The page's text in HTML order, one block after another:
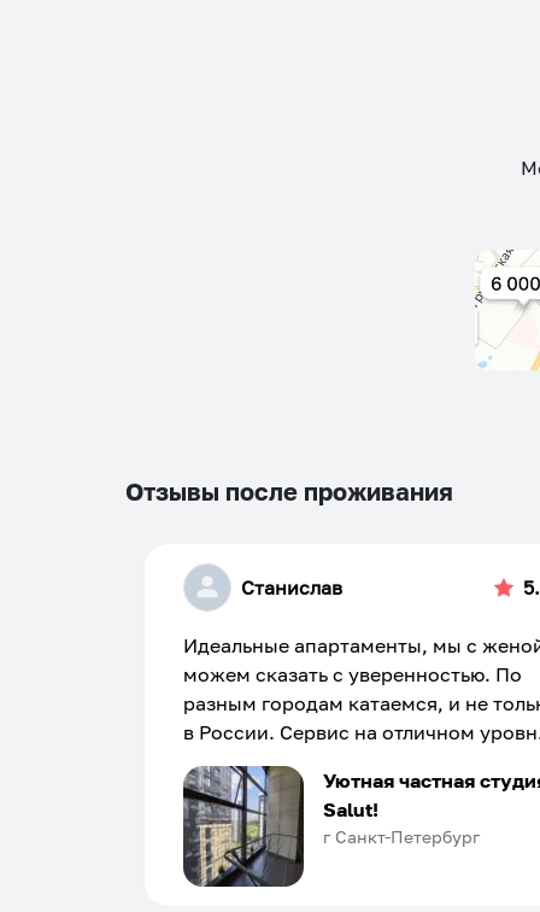
Отзывы после проживания
Станислав
Идеальные апартаменты, мы с
можем сказать с уверенностью. По
разным городам катаемся, и не
в России. Сервис на отличном
Хозяин апартаментов доброй души
человек, всегда можно
подскажет что как и почему.
Рекомендуем на 100% и вам, и
и сами будем приезжать еще...
Уютная частная
Salut!
г Санкт-Петербург